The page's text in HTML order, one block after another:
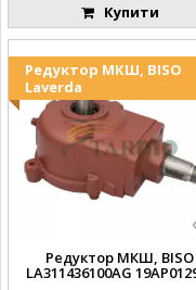
Купити
Редуктор МКШ, BISO
Laverda
Редуктор МКШ, BISO
LA311436100AG